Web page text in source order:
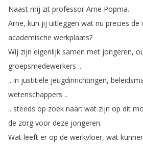
Naast mij zit professor Arne Popma.
Arne, kun jij uitleggen wat nu precies de
academische werkplaats?
Wij zijn eigenlijk samen met jongeren,
groepsmedewerkers ..
.. in justitiële jeugdinrichtingen,
wetenschappers ..
.. steeds op zoek naar: wat zijn op dit
de zorg voor deze jongeren.
Wat leeft er op de werkvloer, wat